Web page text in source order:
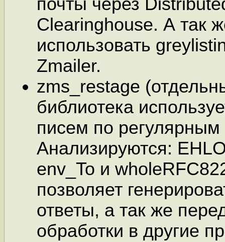
почты через
Clearinghouse. А так
использовать
Zmailer.
zms_restage
библиотека
писем по
Анализируются:
env_To и
позволяет
ответы, а так же
обработки в другие